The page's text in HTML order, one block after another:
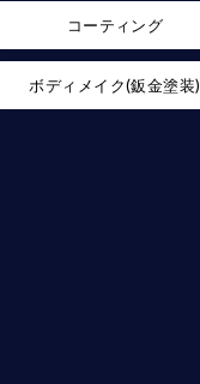
コーティング
ボディメイク(鈑金塗装)